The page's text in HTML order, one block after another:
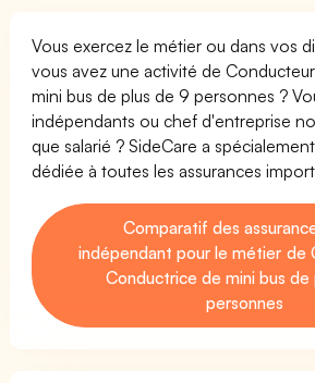
Vous exercez le métier ou dans vos
vous avez une activité de
mini bus de plus de 9 personnes ?
indépendants ou chef d'entreprise
que salarié ? SideCare a
dédiée à toutes les assurances
Comparatif des
indépendant pour le métier de
Conductrice de mini bus de
personnes